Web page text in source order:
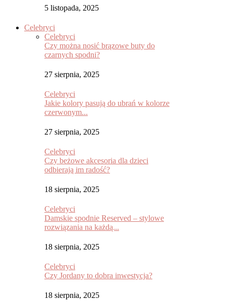
5 listopada, 2025
Celebryci
Celebryci
Czy można nosić brązowe buty do
czarnych spodni?
27 sierpnia, 2025
Celebryci
Jakie kolory pasują do ubrań w kolorze
czerwonym...
27 sierpnia, 2025
Celebryci
Czy beżowe akcesoria dla dzieci
odbierają im radość?
18 sierpnia, 2025
Celebryci
Damskie spodnie Reserved – stylowe
rozwiązania na każdą...
18 sierpnia, 2025
Celebryci
Czy Jordany to dobra inwestycja?
18 sierpnia, 2025